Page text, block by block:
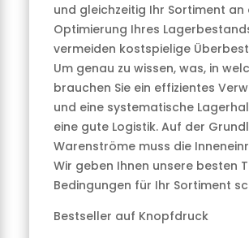
und gleichzeitig Ihr Sortiment
Optimierung Ihres
vermeiden kostspielige
Um genau zu wissen, was, in
brauchen Sie ein effizientes
und eine systematische
eine gute Logistik. Auf der
Warenströme muss die
Wir geben Ihnen unsere besten
Bedingungen für Ihr Sortiment
Bestseller auf Knopfdruck